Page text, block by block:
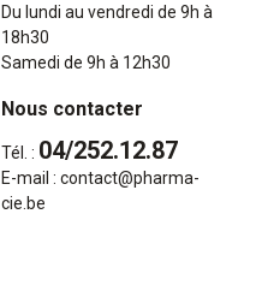
Du lundi au vendredi de 9h à
18h30
Samedi de 9h à 12h30
Nous contacter
Tél. : 04/252.12.87
E-mail : contact@pharma-
cie.be